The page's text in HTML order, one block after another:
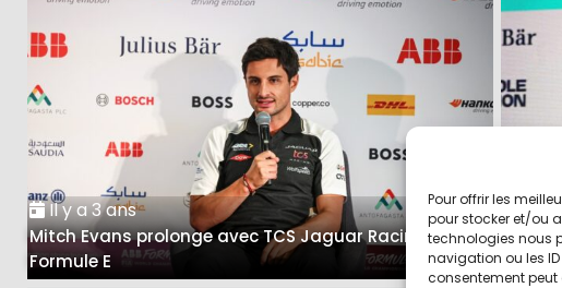
Pour offrir les
pour stocker et/ou
technologies nous
navigation ou les
consentement
Il y a 3 ans
Mitch Evans prolonge avec TCS Jaguar Racing en
Formule E
Il y
ABT-